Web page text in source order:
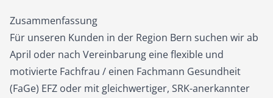
Zusammenfassung
Für unseren Kunden in der Region Bern suchen wir ab
April oder nach Vereinbarung eine flexible und
motivierte Fachfrau / einen Fachmann Gesundheit
(FaGe) EFZ oder mit gleichwertiger, SRK-anerkannter